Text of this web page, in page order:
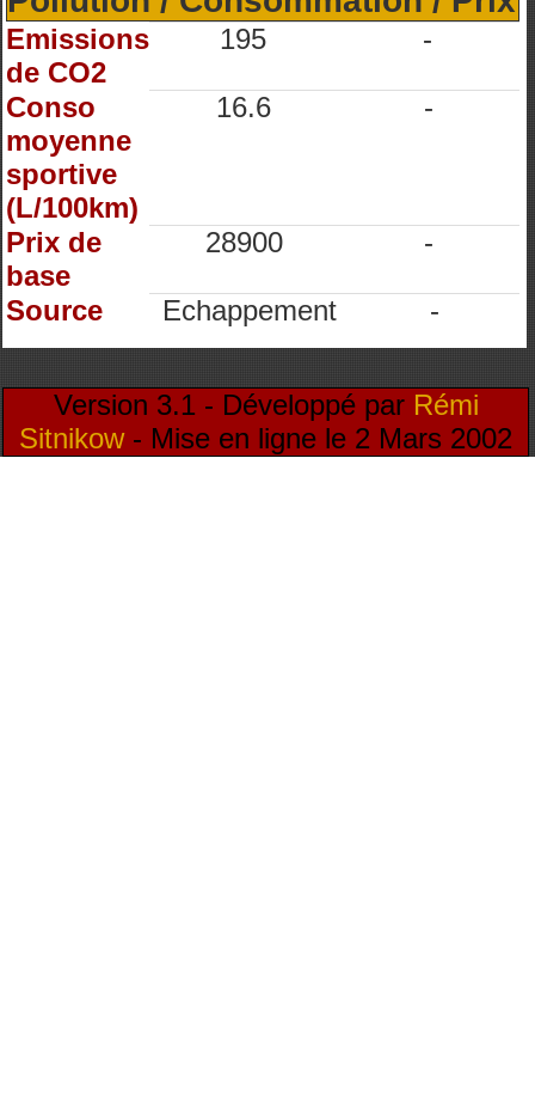
Emissions
de CO2
195 -
Conso
moyenne
sportive
(L/100km)
16.6 -
Prix de
base
28900 -
Source Echappement -
Version 3.1 - Développé par Rémi
Sitnikow- Mise en ligne le 2 Mars 2002